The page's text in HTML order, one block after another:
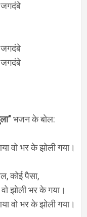
जगदंबे
जगदंबे
जगदंबे
भजन के बोल:
वो भर के झोली गया।
कोई पैसा,
झोलीभर के गया।
वो भर के झोली गया।